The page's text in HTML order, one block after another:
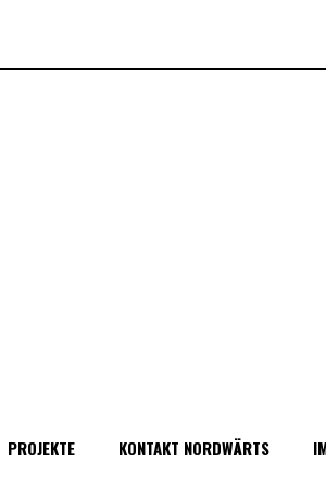
PROJEKTE KONTAKT NORDWÄRTS